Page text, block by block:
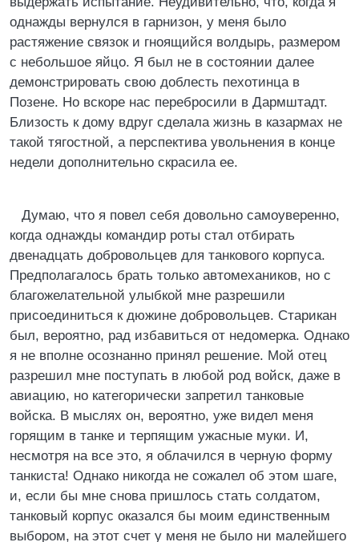
однажды вернулся в гарнизон, у меня было
растяжение связок и гноящийся волдырь, размером
с небольшое яйцо. Я был не в состоянии далее
демонстрировать свою доблесть пехотинца в
Позене. Но вскоре нас перебросили в Дармштадт.
Близость к дому вдруг сделала жизнь в казармах не
такой тягостной, а перспектива увольнения в конце
недели дополнительно скрасила ее.
Думаю, что я повел себя довольно самоуверенно,
когда однажды командир роты стал отбирать
двенадцать добровольцев для танкового корпуса.
Предполагалось брать только автомехаников, но с
благожелательной улыбкой мне разрешили
присоединиться к дюжине добровольцев. Старикан
был, вероятно, рад избавиться от недомерка. Однако
я не вполне осознанно принял решение. Мой отец
разрешил мне поступать в любой род войск, даже в
авиацию, но категорически запретил танковые
войска. В мыслях он, вероятно, уже видел меня
горящим в танке и терпящим ужасные муки. И,
несмотря на все это, я облачился в черную форму
танкиста! Однако никогда не сожалел об этом шаге,
и, если бы мне снова пришлось стать солдатом,
танковый корпус оказался бы моим единственным
выбором, на этот счет у меня не было ни малейшего